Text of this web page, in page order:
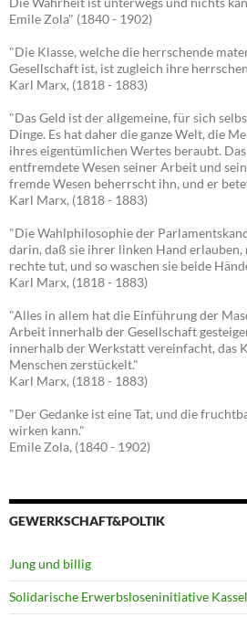
Emile Zola" (1840 - 1902)
"Die Klasse, welche die herrschende
Gesellschaft ist, ist zugleich ihre
Karl Marx, (1818 - 1883)
"Das Geld ist der allgemeine, für sich
Dinge. Es hat daher die ganze Welt, die
ihres eigentümlichen Wertes beraubt.
entfremdete Wesen seiner Arbeit und
fremde Wesen beherrscht ihn, und er
Karl Marx, (1818 - 1883)
"Die Wahlphilosophie der
darin, daß sie ihrer linken Hand erlauben,
rechte tut, und so waschen sie beide
Karl Marx, (1818 - 1883)
"Alles in allem hat die Einführung der
Arbeit innerhalb der Gesellschaft
innerhalb der Werkstatt vereinfacht, das
Menschen zerstückelt."
Karl Marx, (1818 - 1883)
"Der Gedanke ist eine Tat, und die
wirken kann."
Emile Zola, (1840 - 1902)
GEWERKSCHAFT&POLTIK
Jung und billig
Solidarische Erwerbsloseninitiative Kassel